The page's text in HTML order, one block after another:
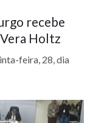
recebe
Holtz
feira, 28, dia